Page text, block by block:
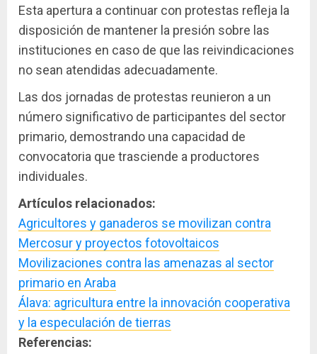
Esta apertura a continuar con protestas refleja la
disposición de mantener la presión sobre las
instituciones en caso de que las reivindicaciones
no sean atendidas adecuadamente.
Las dos jornadas de protestas reunieron a un
número significativo de participantes del sector
primario, demostrando una capacidad de
convocatoria que trasciende a productores
individuales.
Artículos relacionados:
Agricultores y ganaderos se movilizan contra
Mercosur y proyectos fotovoltaicos
Movilizaciones contra las amenazas al sector
primario en Araba
Álava: agricultura entre la innovación cooperativa
y la especulación de tierras
Referencias: